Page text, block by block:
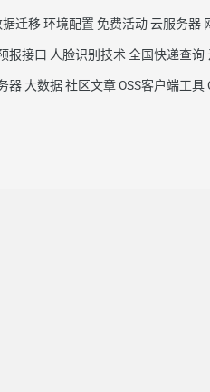
据迁移环境配置 免费活动云服务器
报接口 人脸识别技术 全国快递查询
器大数据社区文章OSS客户端工具